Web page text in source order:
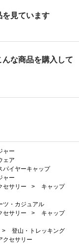
を見ています
な商品を購入して
ャー
ェア
パイヤーキャップ
ャー
セサリー >
キャップ
ツ・カジュアル
セサリー >
キャップ
>
登山・トレッキング
クセサリー